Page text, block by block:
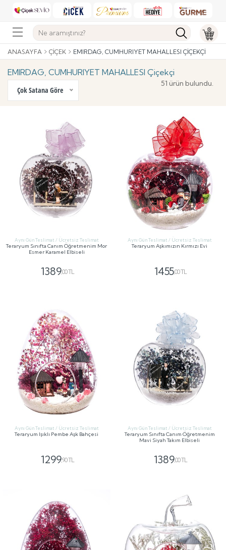
ANASAYFA ÇIÇEK EMIRDAG, CUMHURIYET MAHALLESI ÇIÇEKÇI
EMIRDAG, CUMHURIYET MAHALLESI Çiçekçi
Çok Satana Göre
51 ürün bulundu.
Aynı Gün Teslimat / Ücretsiz Teslimat
Teraryum Sınıfta Canım Öğretmenim Mor
Esmer Karamel Elbiseli
1389,00 TL
Aynı Gün Teslimat / Ücretsiz Teslimat
Teraryum Aşkımızın Kırmızı Evi
1455,00 TL
Aynı Gün Teslimat / Ücretsiz Teslimat
Teraryum Işıklı Pembe Aşk Bahçesi
1299,90 TL
Aynı Gün Teslimat / Ücretsiz Teslimat
Teraryum Sınıfta Canım Öğretmenim
Mavi Siyah Takım Elbiseli
1389,00 TL